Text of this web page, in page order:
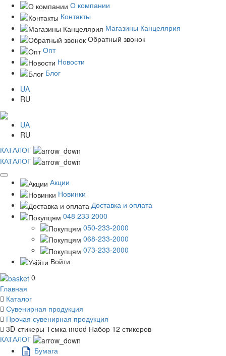
О компании
Контакты
Магазины Канцелярия
Обратный звонок
Опт
Новости
Блог
UA
RU
UA
RU
КАТАЛОГ
КАТАЛОГ
Акции
Новинки
Доставка и оплата
048 233 2000
050-233-2000
068-233-2000
073-233-2000
Войти
0
Главная
Каталог
Сувенирная продукция
Прочая сувенирная продукция
3D-стикеры Тємка mood Набор 12 стикеров
КАТАЛОГ
Бумага